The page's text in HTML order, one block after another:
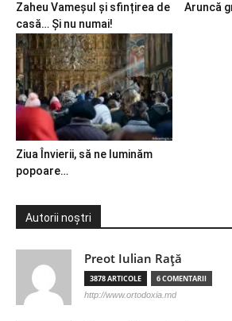
Zaheu Vameșul și sfințirea de
casă… Și nu numai!
Aruncă
Ziua Învierii, să ne luminăm
popoare…
Autorii noștri
Preot Iulian Raţă
3878 ARTICOLE 6 COMENTARII
http://www.ortodoxia.md